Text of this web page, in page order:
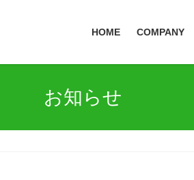
HOME COMPANY
お知らせ